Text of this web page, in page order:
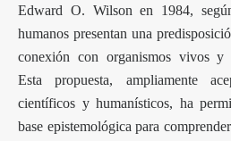
Edward O. Wilson en 1984,
humanos presentan una
conexión con organismos vivos y
Esta propuesta, ampliamente
científicos y humanísticos, ha
base epistemológica para